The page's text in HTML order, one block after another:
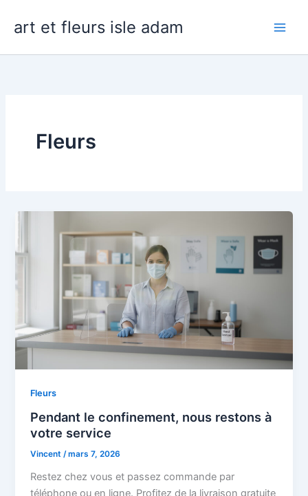
art et fleurs isle adam
Fleurs
Fleurs
Pendant le confinement, nous restons à
votre service
Vincent/mars 7, 2026
Restez chez vous et passez commande par
téléphone ou en ligne. Profitez de la livraison gratuite